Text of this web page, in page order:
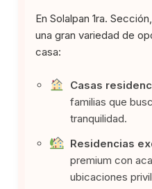
En Solalpan 1ra.
una gran variedad de
casa:
Casas
familias que
tranquilidad.
Residencias
premium con
ubicaciones